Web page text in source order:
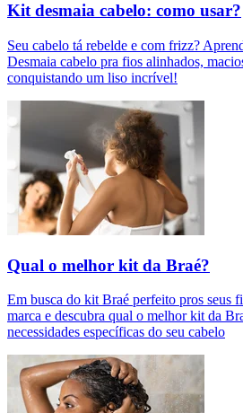
Kit desmaia cabelo: como usar?
Seu cabelo tá rebelde e com frizz?
Desmaia cabelo pra fios alinhados,
conquistando um liso incrível!
Qual o melhor kit da Braé?
Em busca do kit Braé perfeito pros seus
marca e descubra qual o melhor kit da
necessidades específicas do seu cabelo